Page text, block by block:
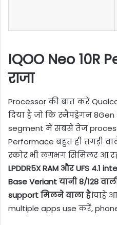
IQOO Neo 10R
राजा
Processor की बात करें
दिया है जो कि स्नैपड्रेगन
segment में सबसे तेज
Performace बहुत ही तगड़ी
स्कोर भी लगभग सिमिलर आ
LPDDR5X RAM और UFS 4.1
Base Veriant यानी 8/128
support मिलने वाला है।चाहे
multiple apps use करें,